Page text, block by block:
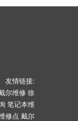
友情链接:
尔维修 徐
笔记本维
修点 戴尔